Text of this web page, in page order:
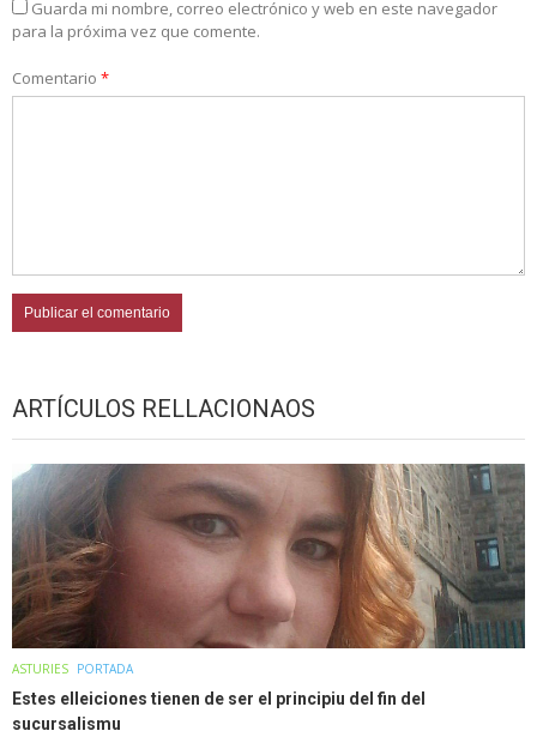
Guarda mi nombre, correo electrónico y web en este navegador
para la próxima vez que comente.
Comentario *
ARTÍCULOS RELLACIONAOS
ASTURIES PORTADA
Estes elleiciones tienen de ser el principiu del fin del
sucursalismu